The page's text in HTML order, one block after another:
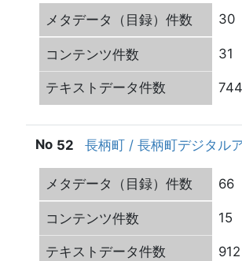
30
31
744
長柄町 / 長柄町デジタル
52
66
15
912